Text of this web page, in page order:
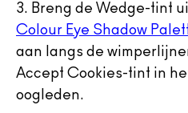
3. Breng de Wedge-tint
Colour Eye Shadow
aan langs de
Accept Cookies-tint in
oogleden.